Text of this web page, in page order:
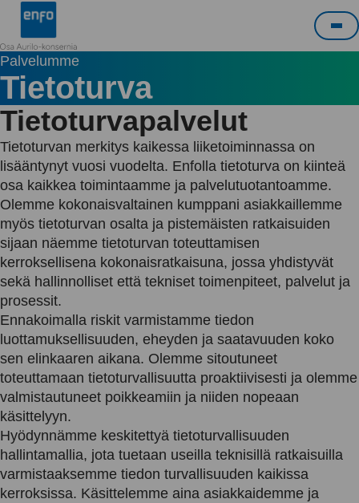
Siirry
sisältöön
Enfo
Palvelumme
Tietoturva
Tietoturvapalvelut
Tietoturvan merkitys kaikessa liiketoiminnassa on
lisääntynyt vuosi vuodelta. Enfolla tietoturva on kiinteä
osa kaikkea toimintaamme ja palvelutuotantoamme.
Olemme kokonaisvaltainen kumppani asiakkaillemme
myös tietoturvan osalta ja pistemäisten ratkaisuiden
sijaan näemme tietoturvan toteuttamisen
kerroksellisena kokonaisratkaisuna, jossa yhdistyvät
sekä hallinnolliset että tekniset toimenpiteet, palvelut ja
prosessit.
Ennakoimalla riskit varmistamme tiedon
luottamuksellisuuden, eheyden ja saatavuuden koko
sen elinkaaren aikana. Olemme sitoutuneet
toteuttamaan tietoturvallisuutta proaktiivisesti ja olemme
valmistautuneet poikkeamiin ja niiden nopeaan
käsittelyyn.
Hyödynnämme keskitettyä tietoturvallisuuden
hallintamallia, jota tuetaan useilla teknisillä ratkaisuilla
varmistaaksemme tiedon turvallisuuden kaikissa
kerroksissa. Käsittelemme aina asiakkaidemme ja